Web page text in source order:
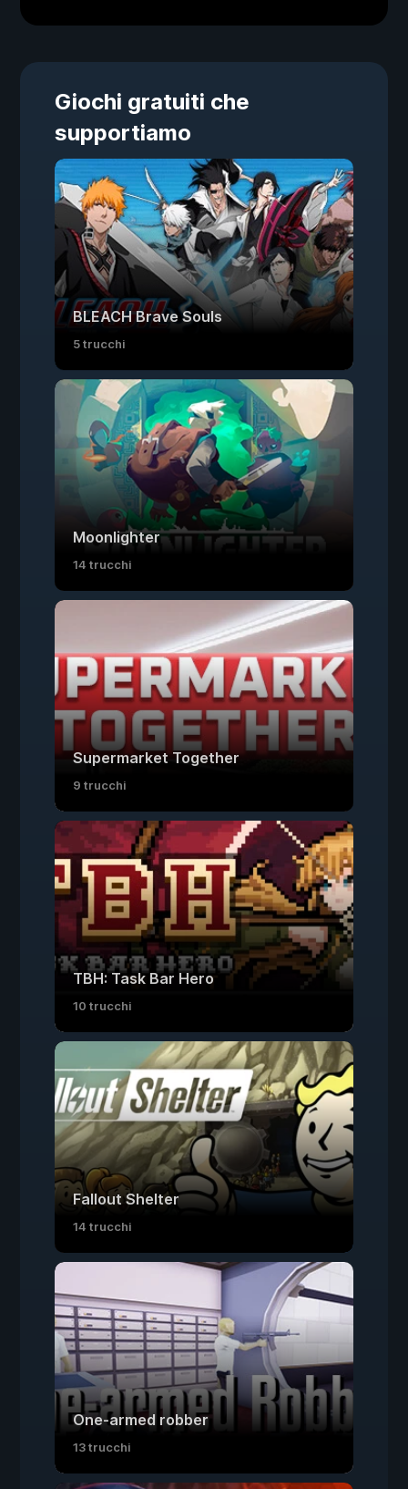
Giochi gratuiti che
supportiamo
BLEACH Brave Souls
5 trucchi
Moonlighter
14 trucchi
Supermarket Together
9 trucchi
TBH: Task Bar Hero
10 trucchi
Fallout Shelter
14 trucchi
One-armed robber
13 trucchi